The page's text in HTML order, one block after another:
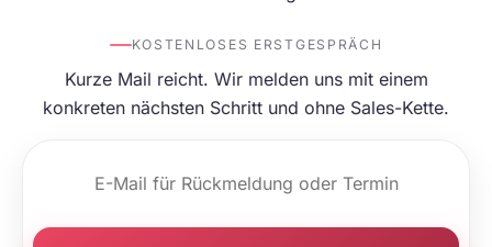
KOSTENLOSES ERSTGESPRÄCH
Kurze Mail reicht. Wir melden uns mit einem
konkreten nächsten Schritt und ohne Sales-Kette.